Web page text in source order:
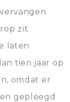
zit.
laten
tien jaar op
omdat er
gepleegd